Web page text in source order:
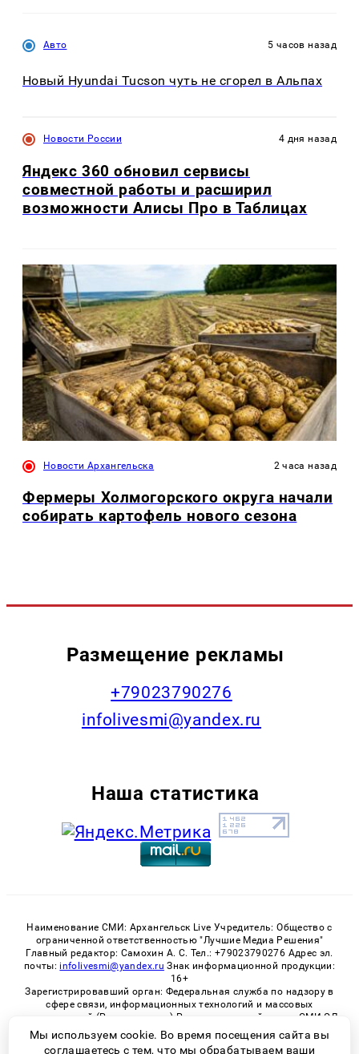
Авто 5 часов назад
Новый Hyundai Tucson чуть не сгорел в Альпах
Новости России 4 дня назад
Яндекс 360 обновил сервисы
совместной работы и расширил
возможности Алисы Про в Таблицах
Новости Архангельска 2 часа назад
Фермеры Холмогорского округа начали
собирать картофель нового сезона
Размещение рекламы
+79023790276
infolivesmi@yandex.ru
Наша статистика
Наименование СМИ: Архангельск Live Учредитель: Общество с
ограниченной ответственностью "Лучшие Медиа Решения"
Главный редактор: Самохин А. С. Тел.: +79023790276 Адрес эл.
почты: infolivesmi@yandex.ru Знак информационной продукции:
16+
Зарегистрировавший орган: Федеральная служба по надзору в
сфере связи, информационных технологий и массовых
коммуникаций (Роскомнадзор) Регистрационный номер СМИ ЭЛ
№ ФС 77 - 82533 от 21.01.2022
Мы используем cookie. Во время посещения сайта вы
соглашаетесь с тем, что мы обрабатываем ваши